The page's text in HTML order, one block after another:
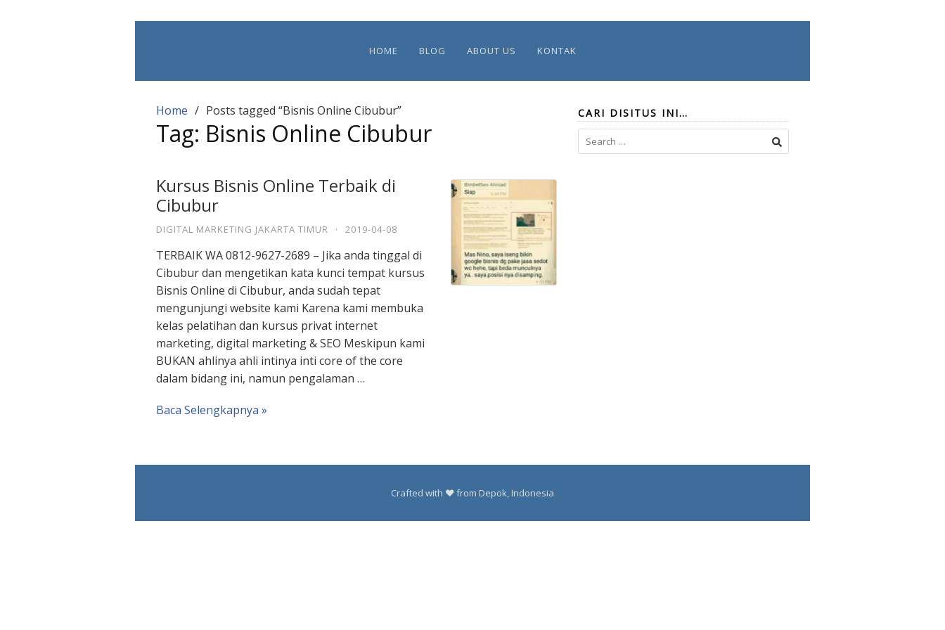
HOME BLOG ABOUT US KONTAK
Home Posts tagged “Bisnis Online Cibubur”
Tag: Bisnis Online Cibubur
Kursus Bisnis Online Terbaik di
Cibubur
DIGITAL MARKETING JAKARTA TIMUR · 2019-04-08
TERBAIK WA 0812-9627-2689 – Jika anda tinggal di
Cibubur dan mengetikan kata kunci tempat kursus
Bisnis Online di Cibubur, anda sudah tepat
mengunjungi website kami Karena kami membuka
kelas pelatihan dan kursus privat internet
marketing, digital marketing & SEO Meskipun kami
BUKAN ahlinya ahli intinya inti core of the core
dalam bidang ini, namun pengalaman …
Baca Selengkapnya »
CARI DISITUS INI…
Search
for:
Crafted with ❤️ from Depok, Indonesia